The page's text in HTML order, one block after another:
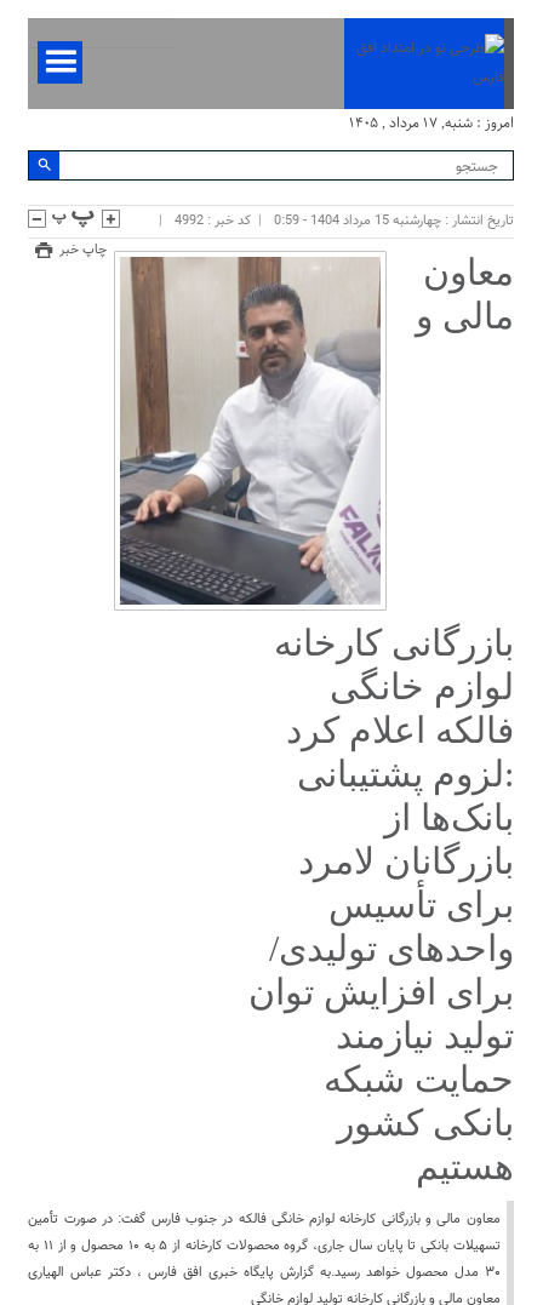
امروز : شنبه, ۱۷ مرداد , ۱۴۰۵
تاریخ انتشار : چهارشنبه 15 مرداد 1404 - 0:59
کد خبر : 4992
چاپ خبر
معاون
مالی و
بازرگانی کارخانه
لوازم خانگی
فالکه اعلام کرد
:لزوم پشتیبانی
بانک‌ها از
بازرگانان لامرد
برای تأسیس
واحدهای تولیدی/
برای افزایش توان
تولید نیازمند
حمایت شبکه
بانکی کشور
هستیم
معاون مالی و بازرگانی کارخانه لوازم خانگی فالکه در جنوب فارس گفت: در صورت تأمین
تسهیلات بانکی تا پایان سال جاری، گروه محصولات کارخانه از ۵ به ١٠ محصول و از ١١ به
٣٠ مدل محصول خواهد رسید.به گزارش پایگاه خبری افق فارس ، دکتر عباس الهیاری
معاون مالی و بازرگانی کارخانه تولید لوازم خانگی